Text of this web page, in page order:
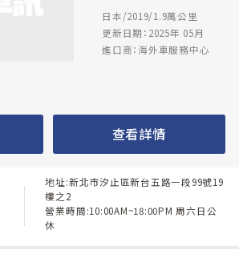
日本/2019/1.9萬公里
更新日期：2025年 05月
進口商：海外車服務中心
查看詳情
地址:新北市汐止區新台五路一段99號19
樓之2
營業時間:10:00AM~18:00PM 周六日公
休